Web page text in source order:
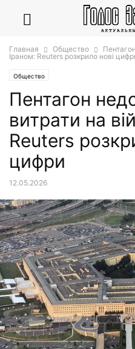
Главная Общество
Іраном: Reuters розкрило нові
Общество
Пентагон
витрати на
Reuters
цифри
12.05.2026